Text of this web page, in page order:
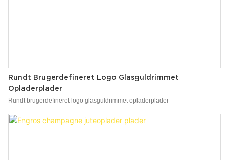
Rundt Brugerdefineret Logo Glasguldrimmet
Opladerplader
Rundt brugerdefineret logo glasguldrimmet opladerplader